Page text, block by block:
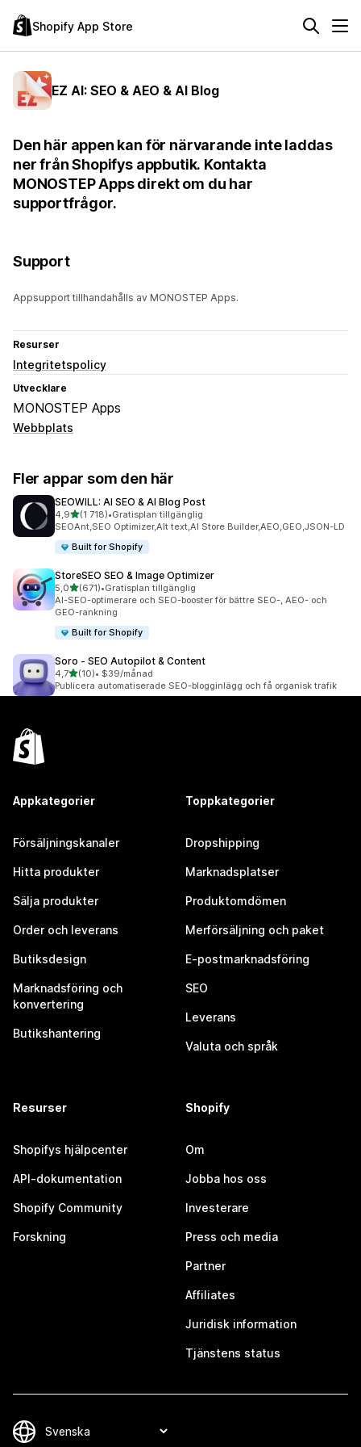
Shopify App Store
EZ AI: SEO & AEO & AI Blog
Den här appen kan för närvarande inte laddas
ner från Shopifys appbutik. Kontakta
MONOSTEP Apps direkt om du har
supportfrågor.
Support
Appsupport tillhandahålls av MONOSTEP Apps.
Resurser
Integritetspolicy
Utvecklare
MONOSTEP Apps
Webbplats
Fler appar som den här
SEOWILL: AI SEO & AI Blog Post
4,9av 5 stjärnor
(1 718)
1718 recensioner totalt
•Gratisplan tillgänglig
SEOAnt,SEO Optimizer,Alt text,AI Store Builder,AEO,GEO,JSON-LD
Built for Shopify
StoreSEO SEO & Image Optimizer
5,0av 5 stjärnor
(671)
671 recensioner totalt
•Gratisplan tillgänglig
AI-SEO-optimerare och SEO-booster för bättre SEO-, AEO- och
GEO-rankning
Built for Shopify
Soro ‑ SEO Autopilot & Content
4,7av 5 stjärnor
(10)
10 recensioner totalt
• $39/månad
Publicera automatiserade SEO-blogginlägg och få organisk trafik
Appkategorier
Försäljningskanaler
Hitta produkter
Sälja produkter
Order och leverans
Butiksdesign
Marknadsföring och
konvertering
Butikshantering
Toppkategorier
Dropshipping
Marknadsplatser
Produktomdömen
Merförsäljning och paket
E-postmarknadsföring
SEO
Leverans
Valuta och språk
Resurser
Shopifys hjälpcenter
API-dokumentation
Shopify Community
Forskning
Shopify
Om
Jobba hos oss
Investerare
Press och media
Partner
Affiliates
Juridisk information
Tjänstens status